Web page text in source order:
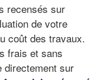
recensés sur
de votre
coût des travaux.
frais et sans
directement sur